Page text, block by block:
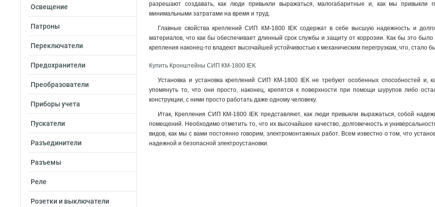
Освещение
Патроны
Переключатели
Предохранители
Преобразователи
Приборы учета
Пускатели
Разъединители
Разъемы
Реле
Розетки и выключатели
разрешают создавать, как люди привыкли выражаться, малогабаритные и, как мы привыкли
минимальными затратами на время и труд.
Главные свойства креплений СИП КМ-1800 IEK содержат в себе высшую надежность и
материалов, что как бы обеспечивает длинный срок службы и защиту от коррозии. Как бы это
крепления наконец-то владеют высочайшей устойчивостью к механическим перегрузкам, что, стало
Купить Кронштейны СИП КМ-1800 IEK
Установка и установка креплений СИП КМ-1800 IEK не требуют особенных способностей и,
упомянуть то, что они просто, наконец, крепятся к поверхности при помощи шурупов либо
конструкции, с ними просто работать даже одному человеку.
Итак, Крепления СИП КМ-1800 IEK представляют, как люди привыкли выражаться, собой
помещений. Необходимо отметить то, что их высочайшее качество, долговечность и
видов, как мы с вами постоянно говорим, электромонтажных работ. Всем известно о том, что
надежной и безопасной электроустановки.